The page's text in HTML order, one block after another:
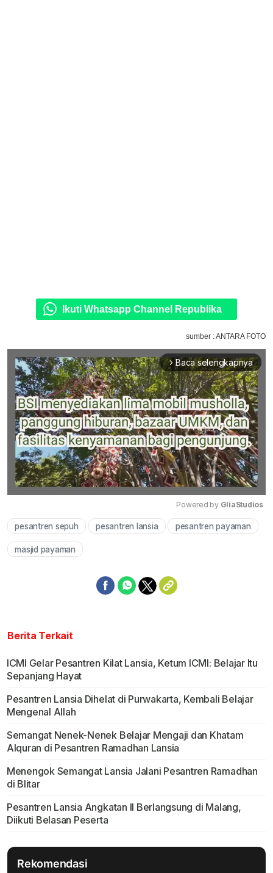
Ikuti Whatsapp Channel Republika
sumber : ANTARA FOTO
arrow_forward_ios Baca selengkapnya
Mute
Powered by GliaStudios
pesantren sepuh pesantren lansia pesantren payaman
masjid payaman
Berita Terkait
ICMI Gelar Pesantren Kilat Lansia, Ketum ICMI: Belajar Itu
Sepanjang Hayat
Pesantren Lansia Dihelat di Purwakarta, Kembali Belajar
Mengenal Allah
Semangat Nenek-Nenek Belajar Mengaji dan Khatam
Alquran di Pesantren Ramadhan Lansia
Menengok Semangat Lansia Jalani Pesantren Ramadhan
di Blitar
Pesantren Lansia Angkatan II Berlangsung di Malang,
Diikuti Belasan Peserta
Rekomendasi